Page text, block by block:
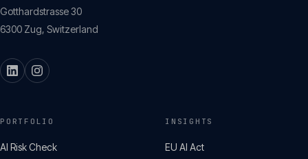
Gotthardstrasse 30
6300 Zug, Switzerland
PORTFOLIO
AI Risk Check
INSIGHTS
EU AI Act